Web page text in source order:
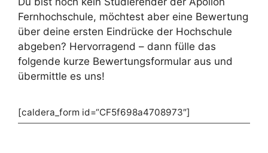
Fernhochschule, möchtest aber eine Bewertung
über deine ersten Eindrücke der Hochschule
abgeben? Hervorragend – dann fülle das
folgende kurze Bewertungsformular aus und
übermittle es uns!
[caldera_form id=“CF5f698a4708973″]